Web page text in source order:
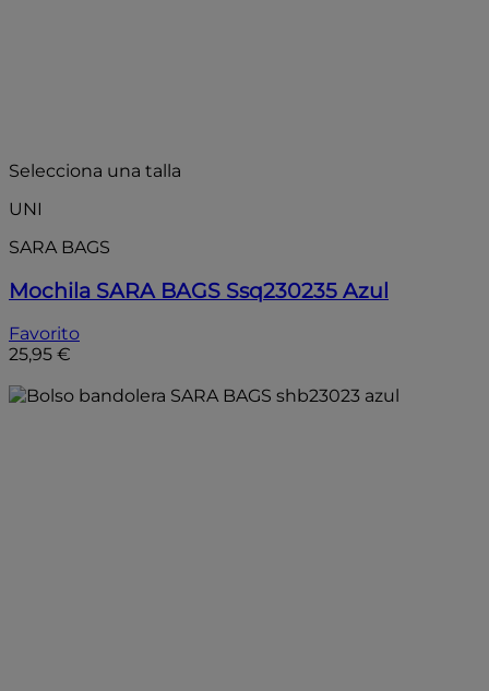
Selecciona una talla
UNI
SARA BAGS
Mochila SARA BAGS Ssq230235 Azul
Favorito
25,95 €